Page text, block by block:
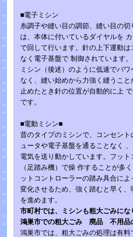
■電子ミシン
糸調子や縫い目の調節、縫い目の切
は、本体に付いているダイヤルを
で回して行います。針の上下運動は
なく電子基盤で 制御されています
ミシン（後述）のように低速でパワ
なく、縫い始めから力強く縫うこと
止めたとき針の位置が自動的に上
です。
■電動ミシン■
昔のタイプのミシンで、コンセント
ュータや電子基盤を通ることなく
電気を送り動かしています。フット
（足踏み機）で操 作することが多
ットコントローラーの踏み具合によ
変化させるため、強く踏むと早く、
を進めます。
市町村では、ミシンも粗大ごみにな
鴻巣市での粗大ごみ 廃品 不用品
鴻巣市では、粗大ごみの処理は有料